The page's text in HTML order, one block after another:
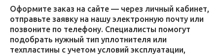
Оформите заказ на сайте — через личный кабинет,
отправьте заявку на нашу электронную почту или
позвоните по телефону. Специалисты помогут
подобрать нужный тип уплотнителя или
техпластины с учетом условий эксплуатации,